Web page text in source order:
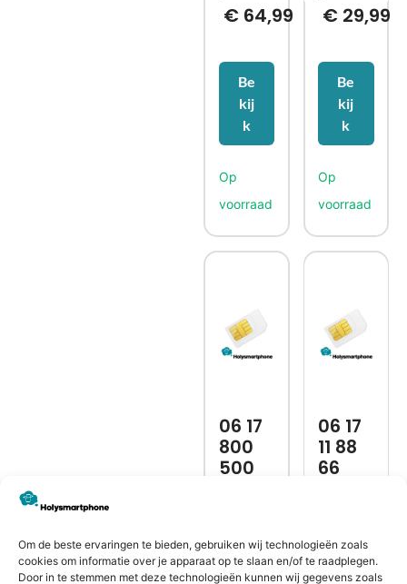
Om de beste ervaringen te bieden, gebruiken wij technologieën zoals
cookies om informatie over je apparaat op te slaan en/of te raadplegen.
Door in te stemmen met deze technologieën kunnen wij gegevens zoals
€64,99
Be
kij
k
€ 29,99
Be
kij
k
06 17
800
500
€114,99
06 17
11 88
66
€89,99